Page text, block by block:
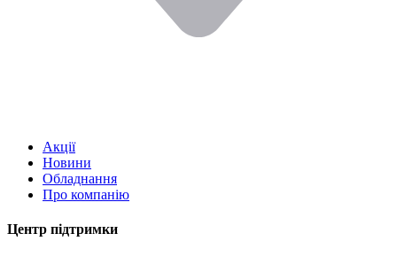
Акції
Новини
Обладнання
Про компанію
Центр підтримки